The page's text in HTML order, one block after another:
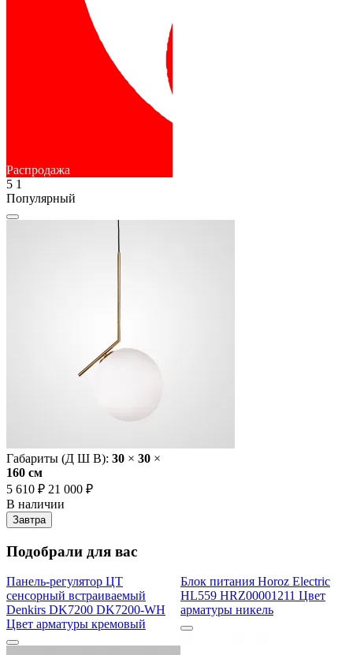
Распродажа
5 1
Популярный
Габариты (Д Ш В): 30 × 30 ×
160 cм
5 610 ₽ 21 000 ₽
В наличии
Завтра
Подобрали для вас
Панель-регулятор ЦТ
сенсорный встраиваемый
Denkirs DK7200 DK7200-WH
Цвет арматуры кремовый
Блок питания Horoz Electric
HL559 HRZ00001211 Цвет
арматуры никель